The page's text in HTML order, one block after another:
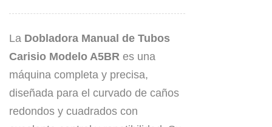
La Dobladora Manual de Tubos
Carisio Modelo A5BR es una
máquina completa y precisa,
diseñada para el curvado de caños
redondos y cuadrados con